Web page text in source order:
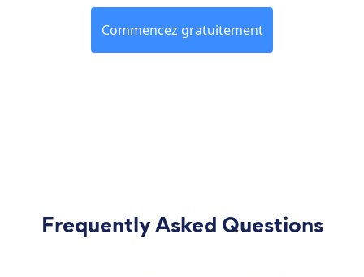
Commencez gratuitement
Frequently Asked Questions